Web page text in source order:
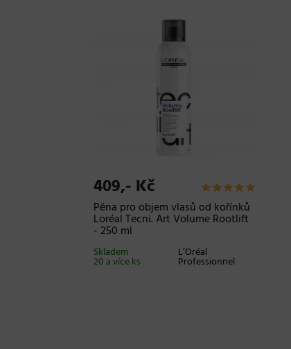
409,- Kč
Pěna pro objem vlasů od kořínků
Loréal Tecni. Art Volume Rootlift
- 250 ml
L’Oréal
Professionnel
Skladem
20 a více ks